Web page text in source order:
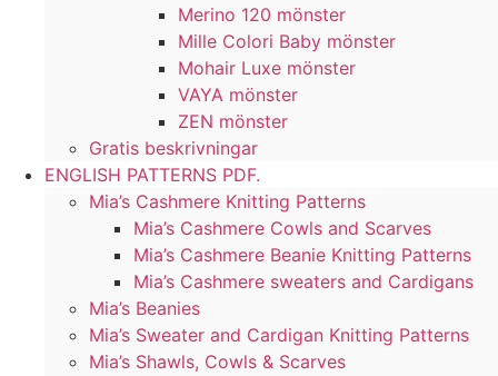
Merino 120 mönster
Mille Colori Baby mönster
Mohair Luxe mönster
VAYA mönster
ZEN mönster
Gratis beskrivningar
ENGLISH PATTERNS PDF.
Mia’s Cashmere Knitting Patterns
Mia’s Cashmere Cowls and Scarves
Mia’s Cashmere Beanie Knitting Patterns
Mia’s Cashmere sweaters and Cardigans
Mia’s Beanies
Mia’s Sweater and Cardigan Knitting Patterns
Mia’s Shawls, Cowls & Scarves